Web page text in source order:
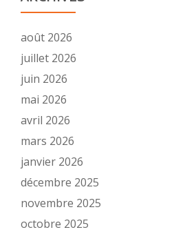
août 2026
juillet 2026
juin 2026
mai 2026
avril 2026
mars 2026
janvier 2026
décembre 2025
novembre 2025
octobre 2025